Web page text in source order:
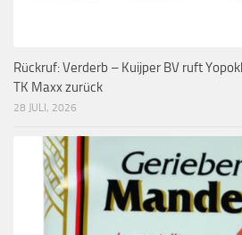
Rückruf: Verderb – Kuijper BV ruft
TK Maxx zurück
28 JULI, 2026